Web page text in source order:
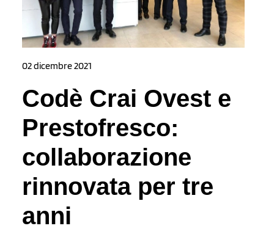
02 dicembre 2021
Codè Crai Ovest e
Prestofresco:
collaborazione
rinnovata per tre
anni